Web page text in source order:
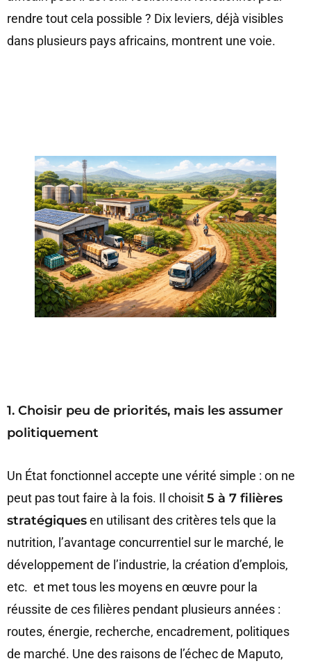
rendre tout cela possible ? Dix leviers, déjà visibles
dans plusieurs pays africains, montrent une voie.
1. Choisir peu de priorités, mais les assumer
politiquement
Un État fonctionnel accepte une vérité simple : on ne
peut pas tout faire à la fois. Il choisit5 à 7 filières
stratégiquesen utilisant des critères tels que la
nutrition, l’avantage concurrentiel sur le marché, le
développement de l’industrie, la création d’emplois,
etc. et met tous les moyens en œuvre pour la
réussite de ces filières pendant plusieurs années :
routes, énergie, recherche, encadrement, politiques
de marché. Une des raisons de l’échec de Maputo,